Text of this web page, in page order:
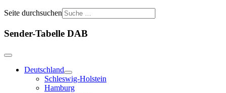
Seite durchsuchen
Sender-Tabelle DAB
Deutschland
Schleswig-Holstein
Hamburg